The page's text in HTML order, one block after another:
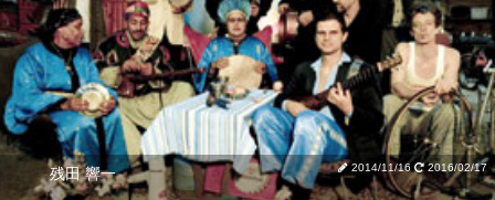
残田 響一 2014/11/16 2016/02/17